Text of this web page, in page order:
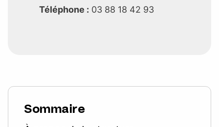
Téléphone : 03 88 18 42 93
Sommaire